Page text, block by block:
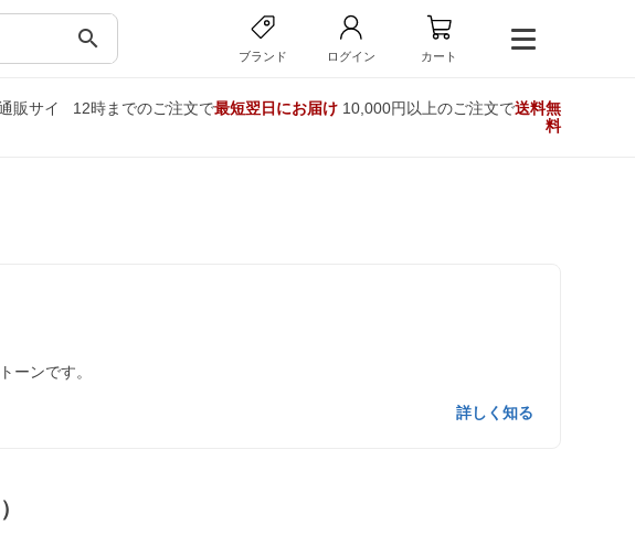
search
ブランド ログイン カート
販サイ
12時までのご注文で最短翌日にお届け10,000円以上のご注文で送料無
料
ーンです。
詳しく知る